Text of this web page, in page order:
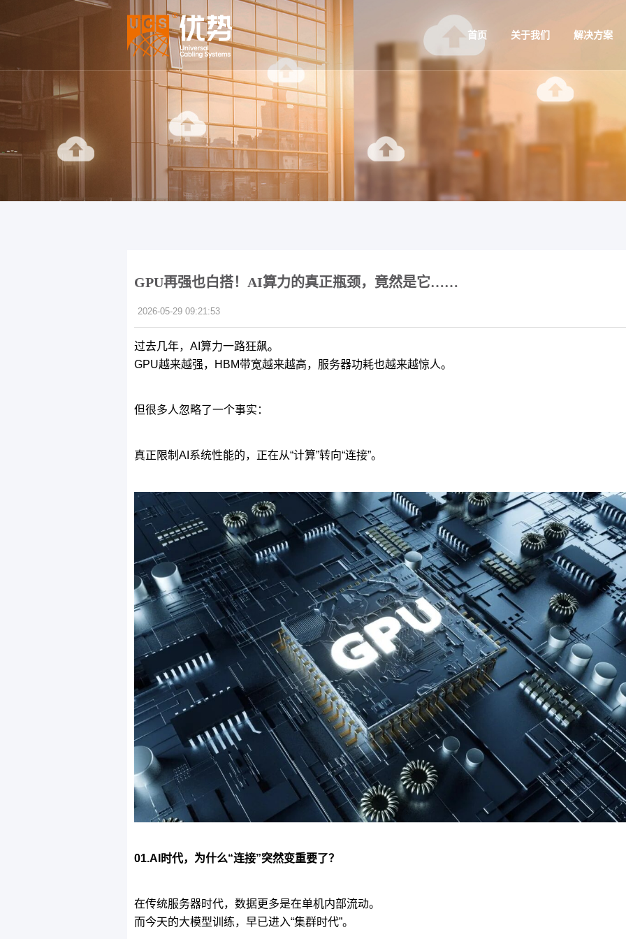
首页 关于我们 解决方案
GPU再强也白搭！AI算力的真正瓶颈，竟然是它……
2026-05-29 09:21:53
过去几年，AI算力一路狂飙。
GPU越来越强，
HBM带宽越来越高，服务器功耗也越来越惊人。
但很多人忽略了一个事实：
真正限制AI系统性能的，正在从“计算”转向“连接”。
01.AI时代，为什么“连接”突然变重要了？
在传统服务器时代，数据更多是在单机内部流动。
而今天的大模型训练，早已进入“集群时代”。